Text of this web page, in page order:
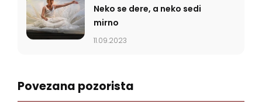
Neko se dere, a neko sedi
mirno
11.09.2023
Povezana pozorista